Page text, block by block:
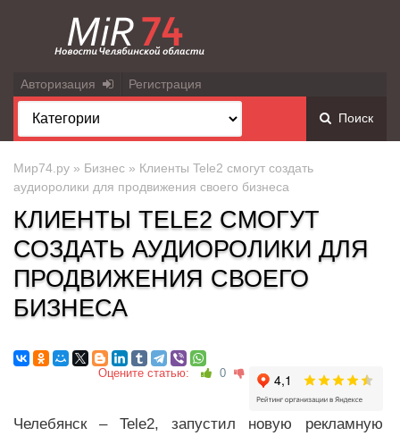
Авторизация Регистрация
Поиск
Мир74.ру » Бизнес » Клиенты Tele2 смогут создать
аудиоролики для продвижения своего бизнеса
КЛИЕНТЫ TELE2 СМОГУТ
СОЗДАТЬ АУДИОРОЛИКИ ДЛЯ
ПРОДВИЖЕНИЯ СВОЕГО
БИЗНЕСА
Оцените статью: 0
Челебянск – Tele2, запустил новую рекламную